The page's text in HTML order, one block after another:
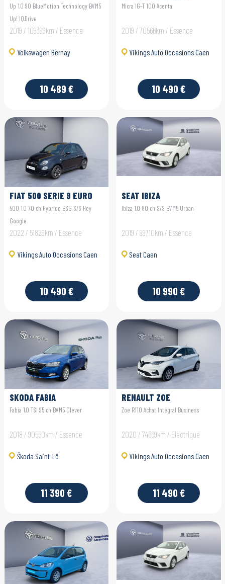
Up 1.0 90 BlueMotion Technology BVM5
Up! IQ.Drive
2019 / 109399km / Essence
Volkswagen Bernay
10 489 €
Micra IG-T 100 Acenta
2019 / 70566km / Essence
Vikings Auto Occasions Caen
10 490 €
FIAT 500 SERIE 9 EURO
6D-FULL
500 1.0 70 ch Hybride BSG S/S Hey
Google
2022 / 51829km / Essence
Vikings Auto Occasions Caen
10 490 €
SEAT IBIZA
Ibiza 1.0 80 ch S/S BVM5 Urban
2019 / 99710km / Essence
Seat Caen
10 990 €
SKODA FABIA
Fabia 1.0 TSI 95 ch BVM5 Clever
2018 / 90550km / Essence
Škoda Saint-Lô
11 390 €
RENAULT ZOE
Zoe R110 Achat Intégral Business
2020 / 74669km / Electrique
Vikings Auto Occasions Caen
11 490 €